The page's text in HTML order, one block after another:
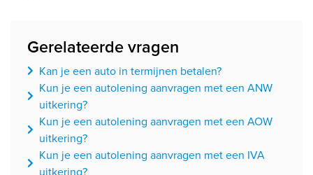
Gerelateerde vragen
Kan je een auto in termijnen betalen?
Kun je een autolening aanvragen met een ANW
uitkering?
Kun je een autolening aanvragen met een AOW
uitkering?
Kun je een autolening aanvragen met een IVA
uitkering?